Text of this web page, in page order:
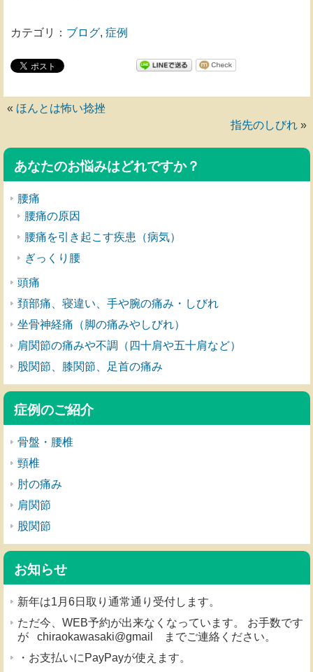
カテゴリ： ブログ, 症例
« ほんとは怖い捻挫
指先のしびれ »
あなたのお悩みはどれですか？
腰痛
腰痛の原因
腰痛を引き起こす疾患（病気）
ぎっくり腰
頭痛
頚部痛、寝違い、手や腕の痛み・しびれ
坐骨神経痛（脚の痛みやしびれ）
肩関節の痛みや不調（四十肩や五十肩など）
股関節、膝関節、足首の痛み
症例のご紹介
骨盤・腰椎
頸椎
肘の痛み
肩関節
股関節
お知らせ
新年は1月6日取り通常通り受付します。
ただ今、WEB予約が出来なくなっています。 お手数です
が chiraokawasaki@gmail までご連絡ください。
・お支払いにPayPayが使えます。